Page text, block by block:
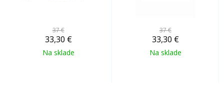
37 €
33,30 €
Na sklade
37 €
33,30 €
Na sklade